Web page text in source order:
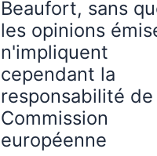
Beaufort, sans
les opinions
n'impliquent
cependant la
responsabilité de
Commission
européenne